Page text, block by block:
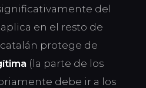
del
en el resto de
protege de
(la parte de los
debe ir a los